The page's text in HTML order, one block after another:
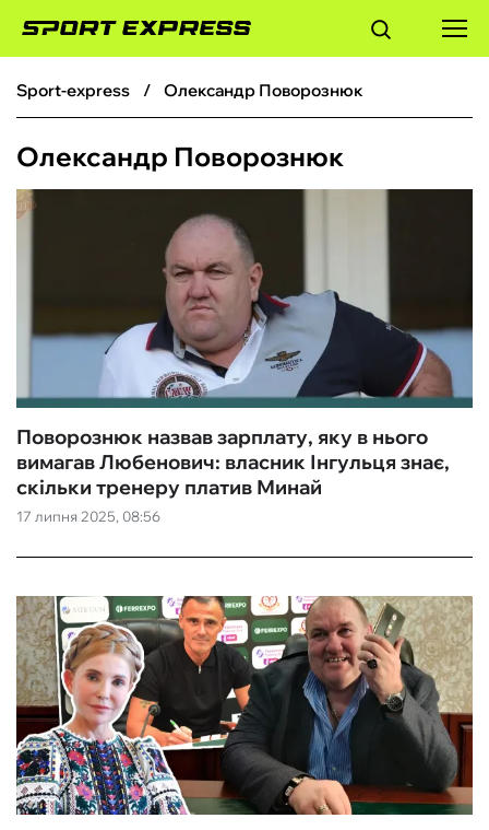
ФУТБОЛ
БАСКЕТБОЛ
КІБЕРСПОРТ
ЧС-2026
ІНШІ
БУКМЕКЕРИ
sport-express Олександр Поворознюк
Олександр Поворознюк
17 липня 2025, 08:56
Поворознюк назвав зарплату, яку в нього
вимагав Любенович: власник Інгульця знає,
скільки тренеру платив Минай